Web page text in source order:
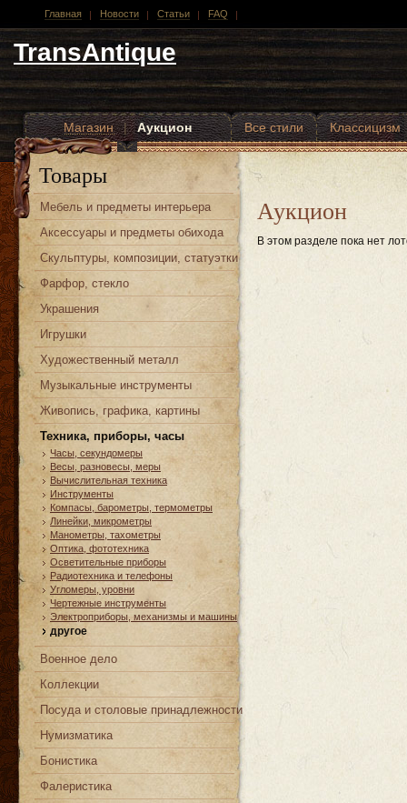
Главная Новости Статьи FAQ
TransAntique
Магазин | Аукцион Все стили
Классицизм
Другие стили
Товары
Мебель и предметы интерьера
Аксессуары и предметы обихода
Скульптуры, композиции, статуэтки
Фарфор, стекло
Украшения
Игрушки
Художественный металл
Музыкальные инструменты
Живопись, графика, картины
Техника, приборы, часы
Часы, cекундомеры
Весы, разновесы, меры
Вычислительная техника
Инструменты
Компасы, барометры, термометры
Линейки, микрометры
Манометры, тахометры
Оптика, фототехника
Осветительные приборы
Радиотехника и телефоны
Угломеры, уровни
Чертежные инструменты
Электроприборы, механизмы и машины
другое
Военное дело
Коллекции
Посуда и столовые принадлежности
Нумизматика
Бонистика
Фалеристика
Аукцион
В этом разделе пока нет